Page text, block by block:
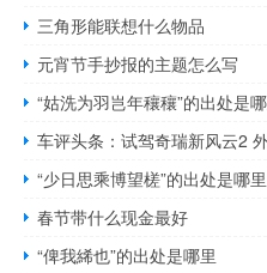
三角形能联想什么物品
元宵节手抄报的主题怎么写
“姑洗为羽岂年穰穰”的出处是
车评头条：试驾奇瑞新风云2
“少日思乘博望槎”的出处是哪里
春节带什么现金最好
“俾我絺也”的出处是哪里